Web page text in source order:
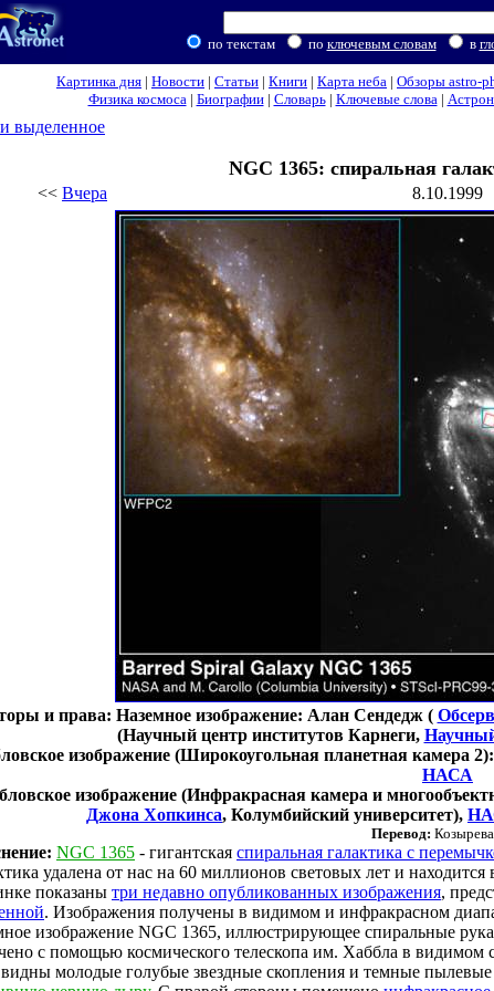
по текстам по ключевым словам в
Картинка дня | Новости | Статьи | Книги | Карта неба | Обзоры astro-
Физика космоса| Биографии| Словарь| Ключевые слова|
выделенное
NGC 1365: спиральная
<< Вчера 8.10.1999
и права: Наземное изображение: Алан Сендедж (
(Научный центр институтов Карнеги, Научный
изображение (Широкоугольная планетная камера
НАСА
изображение (Инфракрасная камера и
Джона Хопкинса, Колумбийский университет),
Перевод:
NGC 1365 - гигантская спиральная галактика с
удалена от нас на 60 миллионов световых лет и
показаны три недавно опубликованных изображения,
. Изображения получены в видимом и инфракрасном
изображение NGC 1365, иллюстрирующее спиральные
с помощью космического телескопа им. Хаббла в видимом
видны молодые голубые звездные скопления и темные